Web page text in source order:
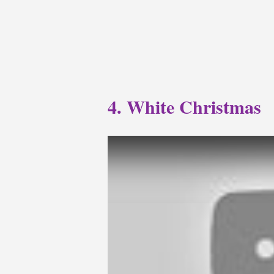
4. White Christmas